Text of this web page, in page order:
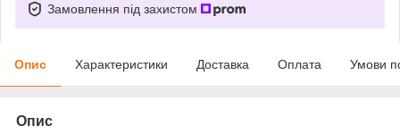
Замовлення під захистом
Опис Характеристики Доставка Оплата Умови
Опис